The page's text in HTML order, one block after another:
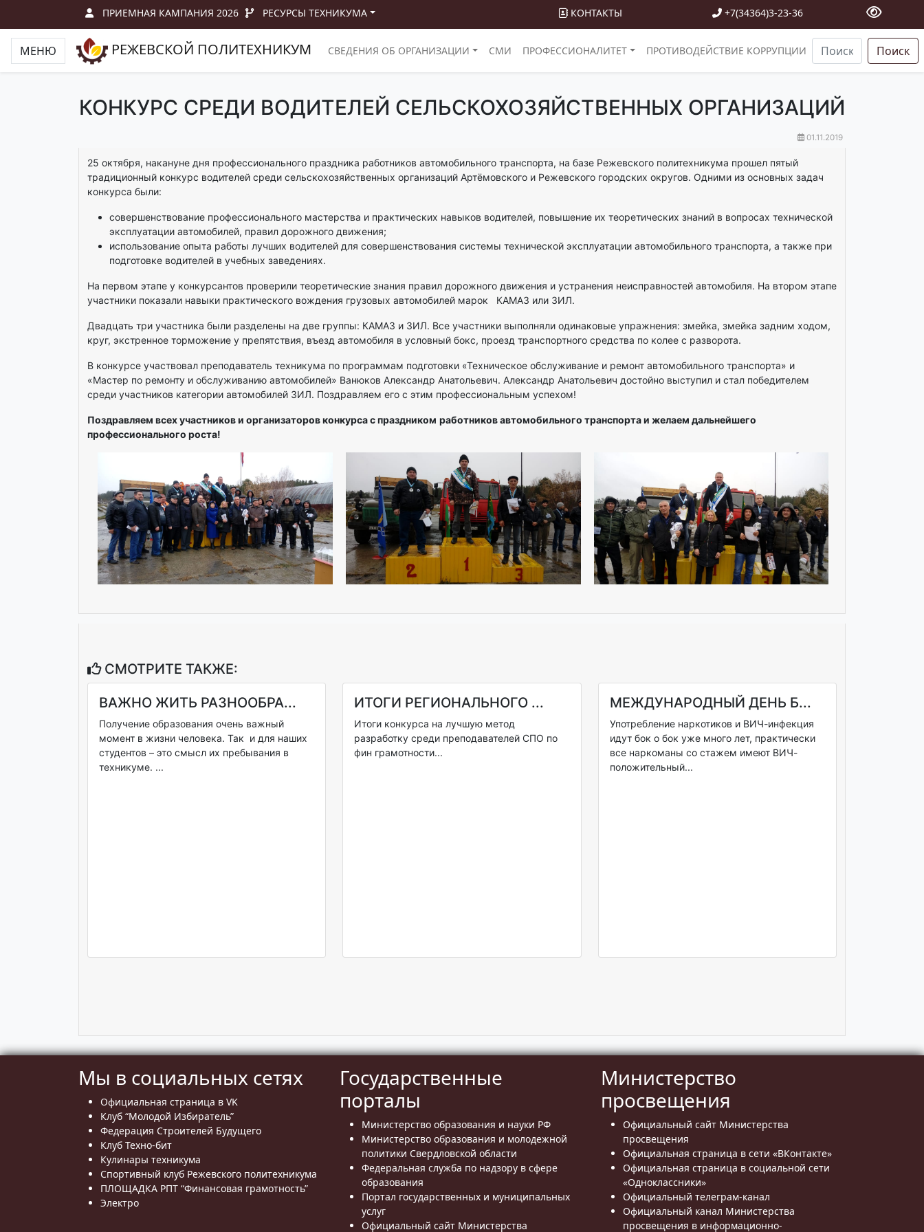
ПРИЕМНАЯ КАМПАНИЯ 2026 РЕСУРСЫ ТЕХНИКУМА КОНТАКТЫ +7(34364)3-23-36
МЕНЮ РЕЖЕВСКОЙ ПОЛИТЕХНИКУМ СВЕДЕНИЯ ОБ ОРГАНИЗАЦИИ СМИ ПРОФЕССИОНАЛИТЕТ ПРОТИВОДЕЙСТВИЕ КОРРУПЦИИ Поиск
КОНКУРС СРЕДИ ВОДИТЕЛЕЙ СЕЛЬСКОХОЗЯЙСТВЕННЫХ ОРГАНИЗАЦИЙ
01.11.2019
25 октября, накануне дня профессионального праздника работников автомобильного транспорта, на базе Режевского политехникума прошел пятый
традиционный конкурс водителей среди сельскохозяйственных организаций Артёмовского и Режевского городских округов. Одними из основных задач
конкурса были:
совершенствование профессионального мастерства и практических навыков водителей, повышение их теоретических знаний в вопросах технической
эксплуатации автомобилей, правил дорожного движения;
использование опыта работы лучших водителей для совершенствования системы технической эксплуатации автомобильного транспорта, а также при
подготовке водителей в учебных заведениях.
На первом этапе у конкурсантов проверили теоретические знания правил дорожного движения и устранения неисправностей автомобиля. На втором этапе
участники показали навыки практического вождения грузовых автомобилей марок КАМАЗ или ЗИЛ.
Двадцать три участника были разделены на две группы: КАМАЗ и ЗИЛ. Все участники выполняли одинаковые упражнения: змейка, змейка задним ходом,
круг, экстренное торможение у препятствия, въезд автомобиля в условный бокс, проезд транспортного средства по колее с разворота.
В конкурсе участвовал преподаватель техникума по программам подготовки «Техническое обслуживание и ремонт автомобильного транспорта» и
«Мастер по ремонту и обслуживанию автомобилей» Ванюков Александр Анатольевич. Александр Анатольевич достойно выступил и стал победителем
среди участников категории автомобилей ЗИЛ. Поздравляем его с этим профессиональным успехом!
Поздравляем всех участников и организаторов конкурса с праздником работников автомобильного транспорта и желаем дальнейшего
профессионального роста!
СМОТРИТЕ ТАКЖЕ:
ВАЖНО ЖИТЬ РАЗНООБРА...
Получение образования очень важный
момент в жизни человека. Так и для наших
студентов – это смысл их пребывания в
техникуме. ...
ИТОГИ РЕГИОНАЛЬНОГО ...
Итоги конкурса на лучшую метод
разработку среди преподавателей СПО по
фин грамотности...
МЕЖДУНАРОДНЫЙ ДЕНЬ Б...
Употребление наркотиков и ВИЧ-инфекция
идут бок о бок уже много лет, практически
все наркоманы со стажем имеют ВИЧ-
положительный...
Мы в социальных сетях
Официальная страница в VK
Клуб “Молодой Избиратель”
Федерация Строителей Будущего
Клуб Техно-бит
Кулинары техникума
Спортивный клуб Режевского политехникума
ПЛОЩАДКА РПТ “Финансовая грамотность”
Электро
Государственные
порталы
Министерство образования и науки РФ
Министерство образования и молодежной
политики Свердловской области
Федеральная служба по надзору в сфере
образования
Портал государственных и муниципальных
услуг
Официальный сайт Министерства
Министерство
просвещения
Официальный сайт Министерства
просвещения
Официальная страница в сети «ВКонтакте»
Официальная страница в социальной сети
«Одноклассники»
Официальный телеграм-канал
Официальный канал Министерства
просвещения в информационно-